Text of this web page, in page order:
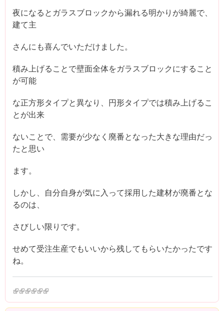
夜になるとガラスブロックから漏れる明かりが綺麗で、
建て主
さんにも喜んでいただけました。
積み上げることで壁面全体をガラスブロックにすること
が可能
な正方形タイプと異なり、円形タイプでは積み上げるこ
とが出来
ないことで、需要が少なく廃番となった大きな理由だっ
たと思い
ます。
しかし、自分自身が気に入って採用した建材が廃番とな
るのは、
さびしい限りです。
せめて受注生産でもいいから残してもらいたかったです
ね。
(link is external)
(link is external)
(link is external)
(link is external)
(link is external)
(link is external)